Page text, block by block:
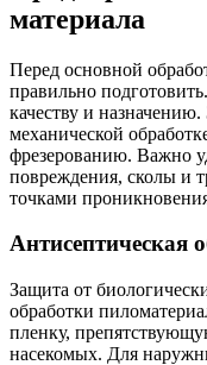
материала
Перед основной
правильно
качеству и назначению.
механической
фрезерованию. Важно
повреждения, сколы и
точками
Антисептическая
Защита от
обработки
пленку,
насекомых. Для